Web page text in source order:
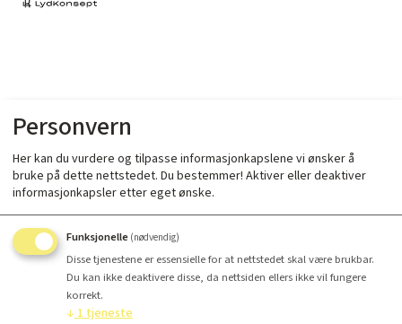
Compact MKT 3,3 µF +/-
5% 160 VDC MKT Size:
10x15x25 mm
Personvern
Her kan du vurdere og tilpasse informasjonkapslene vi ønsker å
bruke på dette nettstedet. Du bestemmer! Aktiver eller deaktiver
informasjonkapsler etter eget ønske.
Funksjonelle (nødvendig)
Disse tjenestene er essensielle for at nettstedet skal være brukbar.
Du kan ikke deaktivere disse, da nettsiden ellers ikke vil fungere
korrekt.
↓ 1tjeneste